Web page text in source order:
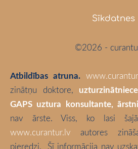
Sīkdatnes
©2026 -
Atbildības atruna.
zinātņu doktore,
GAPS uztura konsultante,
nav ārste. Viss, ko lasi
www.curantur.lv autores
pieredzi. Šī informācija nav